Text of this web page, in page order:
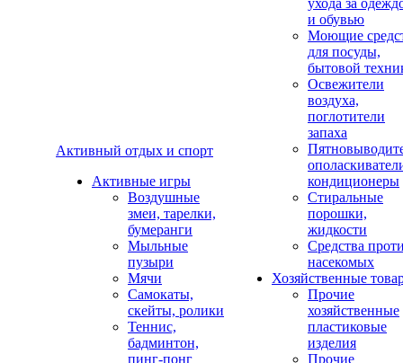
Активный отдых и спорт
Активные игры
Воздушные
змеи, тарелки,
бумеранги
Мыльные
пузыри
Мячи
Самокаты,
скейты, ролики
Теннис,
бадминтон,
пинг-понг
ухода за
и обувью
Моющие
для посуды,
бытовой
Освежители
воздуха,
поглотители
запаха
кондиционеры
Стиральные
порошки,
жидкости
Средства
насекомых
Хозяйственные
Прочие
хозяйственные
пластиковые
изделия
Прочие